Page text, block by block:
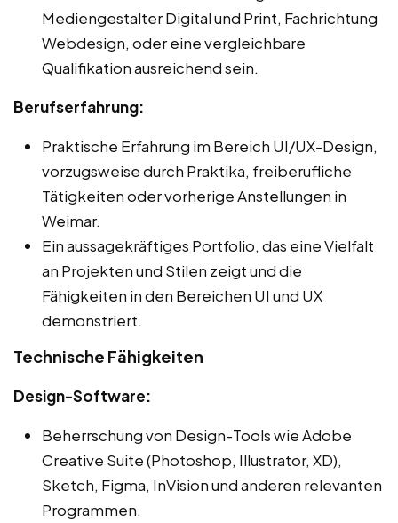
Mediengestalter Digital und Print, Fachrichtung
Webdesign, oder eine vergleichbare
Qualifikation ausreichend sein.
Berufserfahrung:
Praktische Erfahrung im Bereich UI/UX-Design,
vorzugsweise durch Praktika, freiberufliche
Tätigkeiten oder vorherige Anstellungen in
Weimar.
Ein aussagekräftiges Portfolio, das eine Vielfalt
an Projekten und Stilen zeigt und die
Fähigkeiten in den Bereichen UI und UX
demonstriert.
Technische Fähigkeiten
Design-Software:
Beherrschung von Design-Tools wie Adobe
Creative Suite (Photoshop, Illustrator, XD),
Sketch, Figma, InVision und anderen relevanten
Programmen.